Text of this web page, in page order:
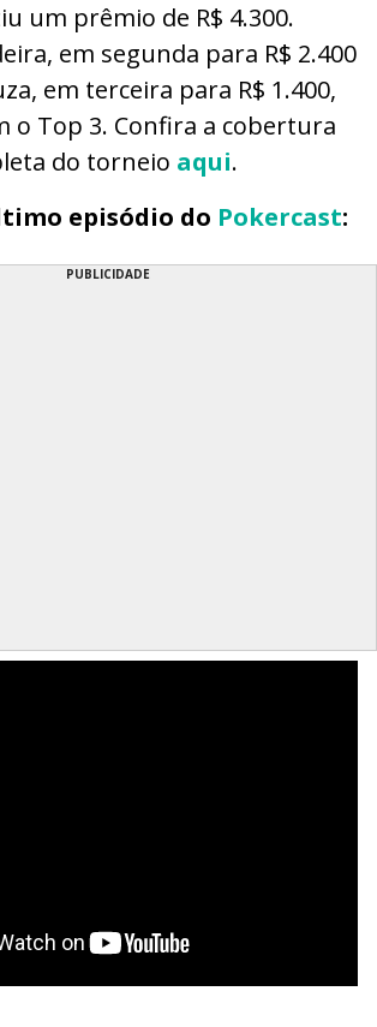
um prêmio de R$ 4.300.
em segunda para R$ 2.400
em terceira para R$ 1.400,
o Top 3. Confira a cobertura
do torneio aqui.
episódio do Pokercast:
PUBLICIDADE